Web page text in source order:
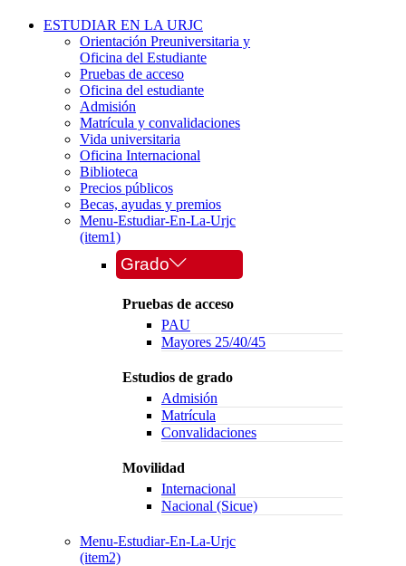
ESTUDIAR EN LA URJC
Orientación Preuniversitaria y
Oficina del Estudiante
Pruebas de acceso
Oficina del estudiante
Admisión
Matrícula y convalidaciones
Vida universitaria
Oficina Internacional
Biblioteca
Precios públicos
Becas, ayudas y premios
Menu-Estudiar-En-La-Urjc
(item1)
Grado
Pruebas de acceso
PAU
Mayores 25/40/45
Estudios de grado
Admisión
Matrícula
Convalidaciones
Movilidad
Internacional
Nacional (Sicue)
Menu-Estudiar-En-La-Urjc
(item2)